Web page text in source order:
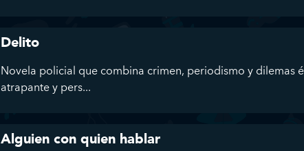
Delito
Novela policial que combina crimen, periodismo y dilemas
atrapante y pers...
Alguien con quien hablar